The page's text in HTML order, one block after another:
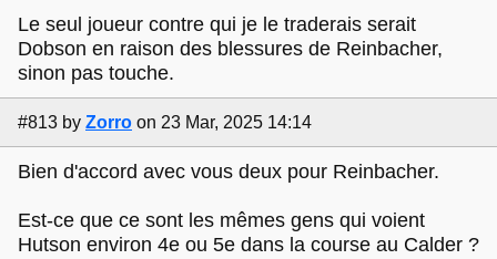
Le seul joueur contre qui je le traderais serait
Dobson en raison des blessures de Reinbacher,
sinon pas touche.
#813 by Zorro on 23 Mar, 2025 14:14
Bien d'accord avec vous deux pour Reinbacher.
Est-ce que ce sont les mêmes gens qui voient
Hutson environ 4e ou 5e dans la course au Calder ?